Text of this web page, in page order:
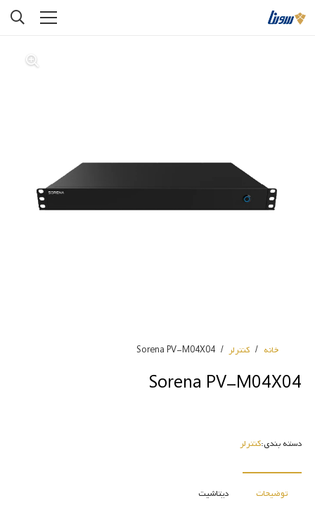
خانه / کنترلر /
Sorena PV-M04X04
Sorena PV-M04X04
دسته بندی:کنترلر
توضیحات دیتاشیت